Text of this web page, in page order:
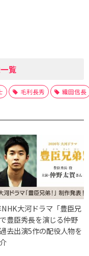
覧
毛利長秀 織田信長
大河ドラマ「豊臣兄
豊臣秀長を演じる仲野
去出演5作の配役人物を